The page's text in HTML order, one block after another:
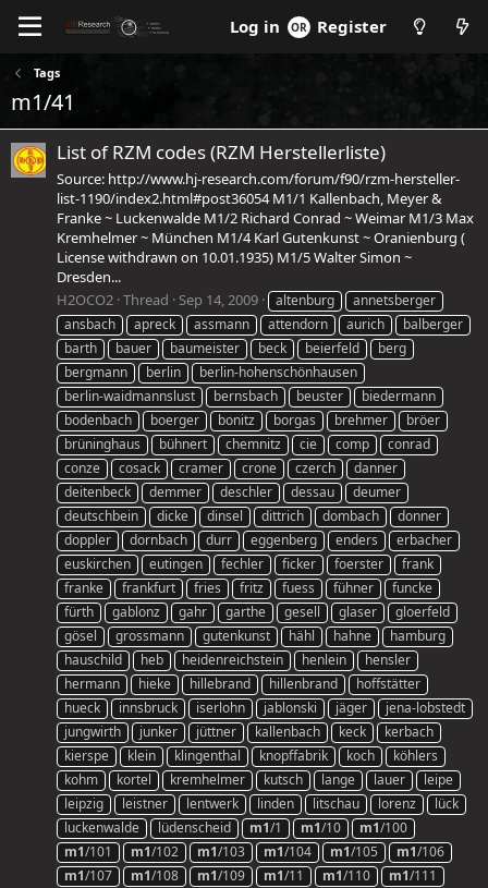
Log in Register
Tags
m1/41
List of RZM codes (RZM Herstellerliste)
Source: http://www.hj-research.com/forum/f90/rzm-hersteller-
list-1190/index2.html#post36054 M1/1 Kallenbach, Meyer &
Franke ~ Luckenwalde M1/2 Richard Conrad ~ Weimar M1/3 Max
Kremhelmer ~ München M1/4 Karl Gutenkunst ~ Oranienburg (
License withdrawn on 10.01.1935) M1/5 Walter Simon ~
Dresden...
H2OCO2 Thread Sep 14, 2009 altenburg
annetsberger
ansbach
apreck assmann attendorn aurich
balberger
barth
bauer baumeister beck beierfeld
berg
bergmann
berlin
berlin-hohenschönhausen
berlin-waidmannslust
bernsbach beuster
biedermann
bodenbach
boerger bonitz borgas brehmer
bröer
brüninghaus
bühnert chemnitz cie comp
conrad
conze
cosack cramer crone czerch
danner
deitenbeck
demmer deschler dessau
deumer
deutschbein
dicke dinsel dittrich dombach
donner
doppler
dornbach durr eggenberg enders
erbacher
euskirchen
eutingen fechler ficker foerster
frank
franke
frankfurt fries fritz fuess fühner
funcke
fürth
gablonz gahr garthe gesell glaser
gloerfeld
gösel
grossmann gutenkunst hähl hahne
hamburg
hauschild
heb heidenreichstein henlein
hensler
hermann
hieke hillebrand hillenbrand
hoffstätter
hueck
innsbruck iserlohn jablonski jäger
jena-lobstedt
jungwirth
junker jüttner kallenbach keck
kerbach
kierspe
klein klingenthal knopffabrik koch
köhlers
kohm
kortel kremhelmer kutsch lange lauer
leipe
leipzig
leistner lentwerk linden litschau lorenz
lück
luckenwalde
lüdenscheid m1/1 m1/10 m1/100
m1/101 m1/102 m1/103 m1/104 m1/105 m1/106
m1/107 m1/108 m1/109 m1/11 m1/110 m1/111